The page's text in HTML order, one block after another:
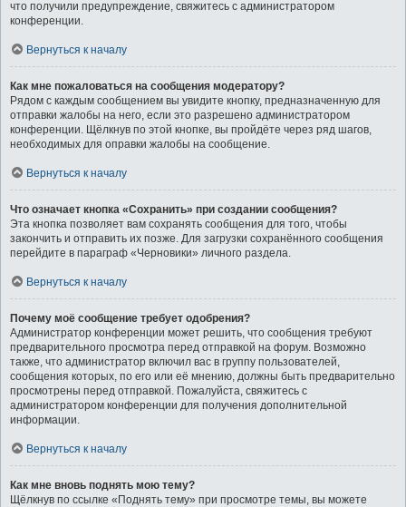
что получили предупреждение, свяжитесь с администратором
конференции.
Вернуться к началу
Как мне пожаловаться на сообщения модератору?
Рядом с каждым сообщением вы увидите кнопку, предназначенную для
отправки жалобы на него, если это разрешено администратором
конференции. Щёлкнув по этой кнопке, вы пройдёте через ряд шагов,
необходимых для оправки жалобы на сообщение.
Вернуться к началу
Что означает кнопка «Сохранить» при создании сообщения?
Эта кнопка позволяет вам сохранять сообщения для того, чтобы
закончить и отправить их позже. Для загрузки сохранённого сообщения
перейдите в параграф «Черновики» личного раздела.
Вернуться к началу
Почему моё сообщение требует одобрения?
Администратор конференции может решить, что сообщения требуют
предварительного просмотра перед отправкой на форум. Возможно
также, что администратор включил вас в группу пользователей,
сообщения которых, по его или её мнению, должны быть предварительно
просмотрены перед отправкой. Пожалуйста, свяжитесь с
администратором конференции для получения дополнительной
информации.
Вернуться к началу
Как мне вновь поднять мою тему?
Щёлкнув по ссылке «Поднять тему» при просмотре темы, вы можете